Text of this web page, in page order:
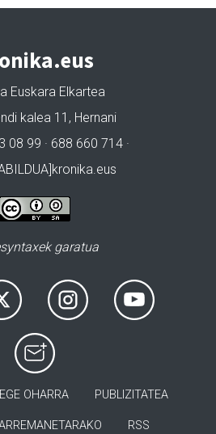
Euskara Elkartea
kalea 11, Hernani
08 99 · 688 660 714 ·
garatua
OHARRA PUBLIZITATEA
RSS